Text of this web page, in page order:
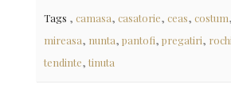
Tags , camasa, casatorie, ceas, costum,
mireasa, nunta, pantofi, pregatiri,
tendinte, tinuta